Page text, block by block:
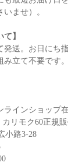
ませ）。
】
発送。お日にち
み立て不要です
ラインショップ
リモク60正規販
小路3-28